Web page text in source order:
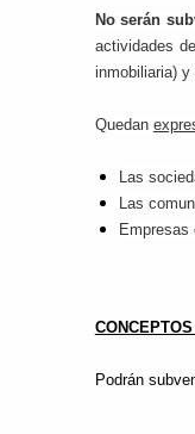
No serán
actividades
inmobiliaria)
Quedan
Las
Las
Empresas
Podrán